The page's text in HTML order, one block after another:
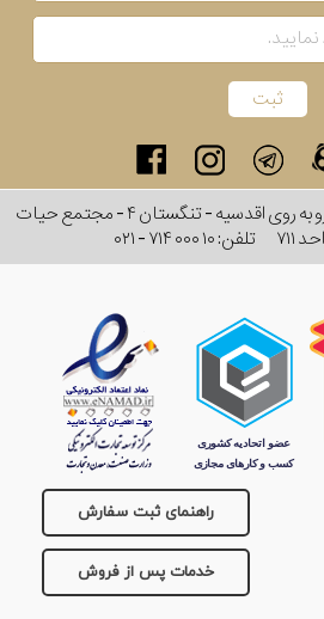
آدرس: تهران - خ پاسداران - رو به روی اقدسیه - تنگستان ۴ - مجتمع حیات
تلفن:۰۲۱ - ۷۱۴ ۰۰۰ ۱۰
راهنمای ثبت سفارش
خدمات پس از فروش